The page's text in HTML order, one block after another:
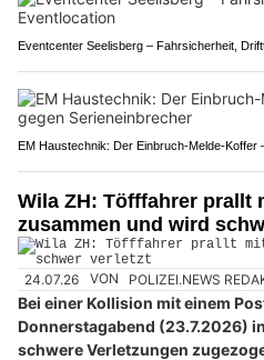
Eventcenter Seelisberg – Fahrsicherheit,
EM Haustechnik: Der Einbruch-Melde-
Wila ZH: Töfffahrer prallt
zusammen und wird
24.07.26 VON POLIZEI.NEWS
Bei einer Kollision mit einem
Donnerstagabend (23.7.2026)
schwere Verletzungen